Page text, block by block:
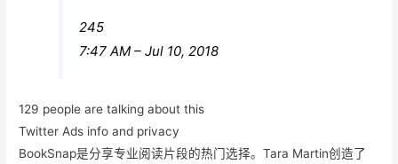
245
7:47 AM – Jul 10, 2018
129 people are talking about this
Twitter Ads info and privacy
BookSnap是分享专业阅读片段的热门选择。Tara Martin创造了